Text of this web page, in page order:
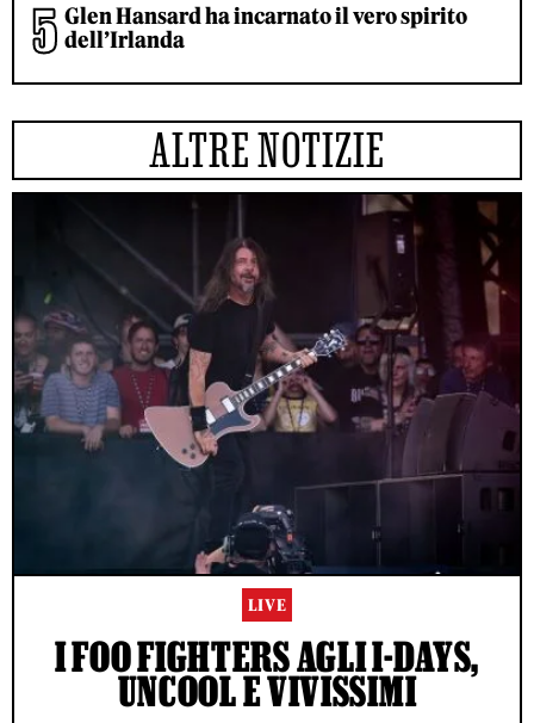
Glen Hansard ha incarnato il vero spirito
dell’Irlanda
ALTRE NOTIZIE
LIVE
I FOO FIGHTERS AGLI I-DAYS,
UNCOOL E VIVISSIMI